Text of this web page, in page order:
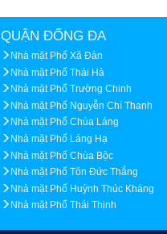
QUẬN ĐỐNG ĐA
Nhà mặt Phố Xã Đàn
Nhà mặt Phố Thái Hà
Nhà mặt Phố Trường Chinh
Nhà mặt Phố Nguyễn Chí Thanh
Nhà mặt Phố Chùa Láng
Nhà mặt Phố Láng Hạ
Nhà mặt Phố Chùa Bộc
Nhà mặt Phố Tôn Đức Thắng
Nhà mặt Phố Huỳnh Thúc Kháng
Nhà mặt Phố Thái Thịnh